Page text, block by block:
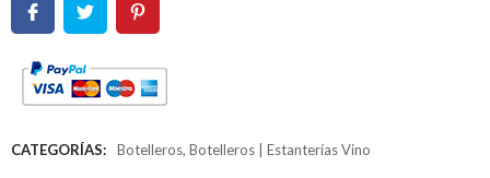
CATEGORÍAS: Botelleros, Botelleros | Estanterías Vino